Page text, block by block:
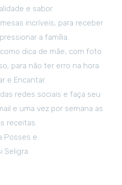
e sabor.
incríveis, para receber
a família.
dica de mãe, com foto
para não ter erro na hora
e Encantar.
redes sociais e faça seu
e uma vez por semana as
receitas.
Posses e
Seligra